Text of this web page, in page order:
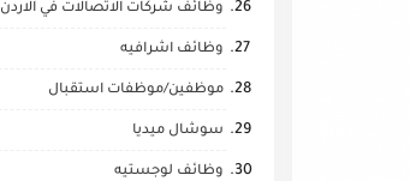
وظائف شركات الاتصالات في الاردن
وظائف اشرافيه
موظفين/موظفات استقبال
سوشال ميديا
وظائف لوجستيه